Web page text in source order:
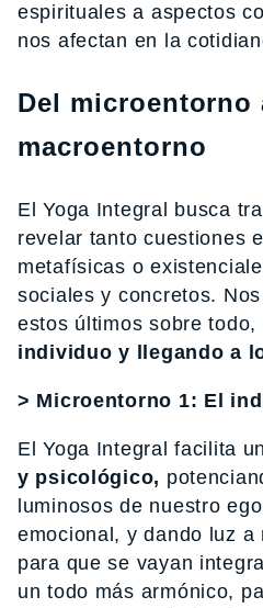
espirituales a aspectos
nos afectan en la
Del microentorno
macroentorno
El Yoga Integral busca
revelar tanto cuestiones
metafísicas o
sociales y concretos.
estos últimos sobre todo,
individuo y llegando a
> Microentorno 1: El
El Yoga Integral facilita un
y psicológico,
luminosos de nuestro
emocional, y dando luz a
para que se vayan
un todo más armónico,